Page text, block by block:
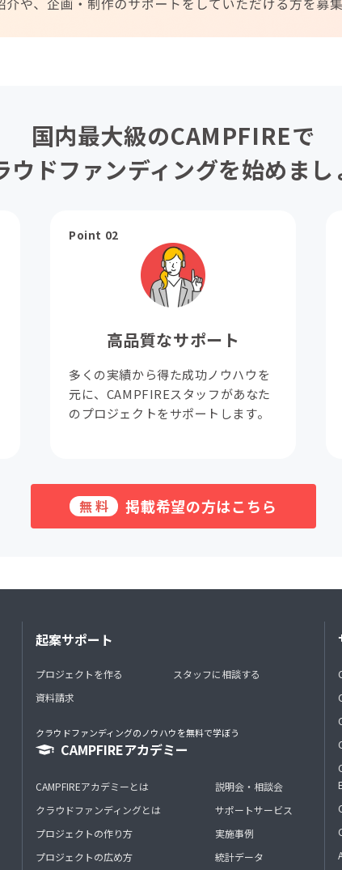
国内最大級のCAMPFIREで
ウドファンディングを始めまし
Point 02
高品質なサポート
多くの実績から得た成功ノウハウを
元に、CAMPFIREスタッフがあなた
のプロジェクトをサポートします。
無料 掲載希望の方はこちら
起案サポート
プロジェクトを作る
資料請求
スタッフに相談する
クラウドファンディングのノウハウを無料で学ぼう
CAMPFIREアカデミー
CAMPFIREアカデミーとは
クラウドファンディングとは
プロジェクトの作り方
プロジェクトの広め方
説明会・相談会
サポートサービス
実施事例
統計データ